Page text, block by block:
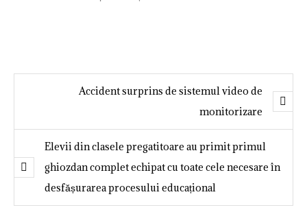
Accident surprins de sistemul video de
monitorizare
Elevii din clasele pregatitoare au primit primul
ghiozdan complet echipat cu toate cele necesare în
desfășurarea procesului educațional